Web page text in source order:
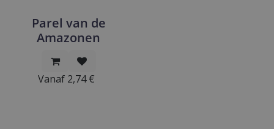
Parel van de
Amazonen
Vanaf 2,74€